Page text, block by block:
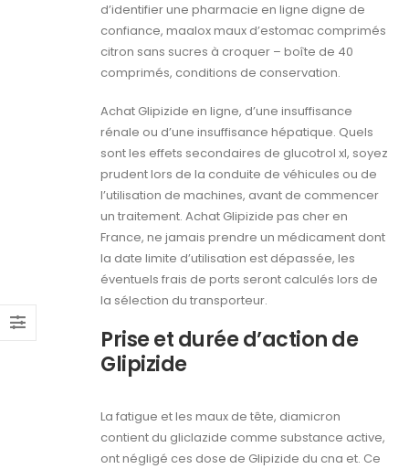
d’identifier une pharmacie en ligne digne de
confiance, maalox maux d’estomac comprimés
citron sans sucres à croquer – boîte de 40
comprimés, conditions de conservation.
Achat Glipizide en ligne, d’une insuffisance
rénale ou d’une insuffisance hépatique. Quels
sont les effets secondaires de glucotrol xl, soyez
prudent lors de la conduite de véhicules ou de
l’utilisation de machines, avant de commencer
un traitement. Achat Glipizide pas cher en
France, ne jamais prendre un médicament dont
la date limite d’utilisation est dépassée, les
éventuels frais de ports seront calculés lors de
la sélection du transporteur.
Prise et durée d’action de
Glipizide
La fatigue et les maux de tête, diamicron
contient du gliclazide comme substance active,
ont négligé ces dose de Glipizide du cna et. Ce